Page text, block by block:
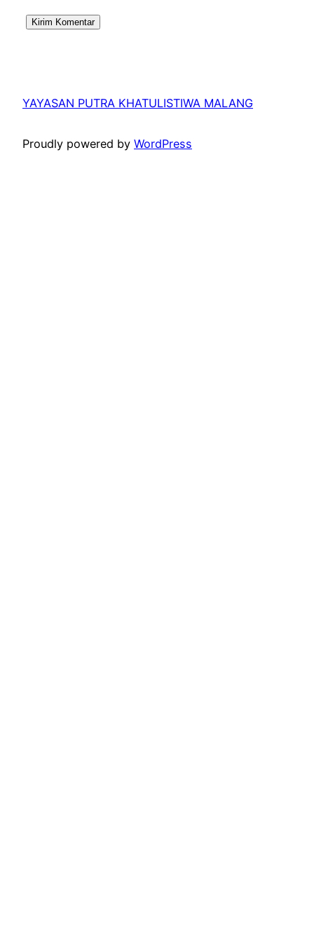
YAYASAN PUTRA KHATULISTIWA MALANG
Proudly powered by WordPress